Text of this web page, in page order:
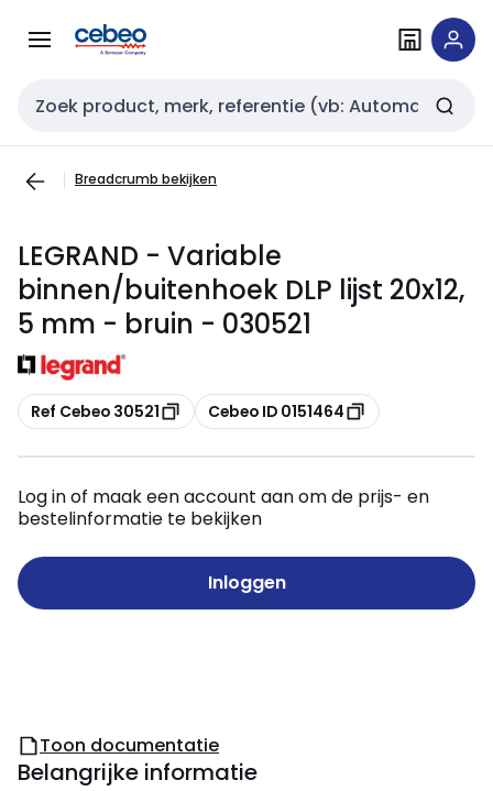
naar
naar
Zoekveld invoer
Breadcrumb bekijken
LEGRAND - Variable
binnen/buitenhoek DLP lijst 20x12,
5 mm - bruin - 030521
Kopiëren
Ref Cebeo 30521 Kopiëren
Cebeo ID 0151464
Log in of maak een account aan om de prijs- en
bestelinformatie te bekijken
Inloggen
Toon documentatie
Belangrijke informatie